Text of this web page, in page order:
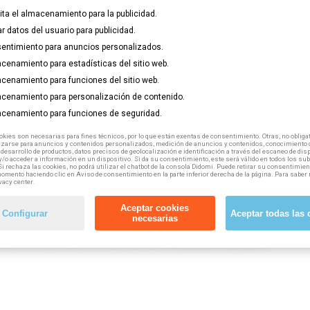
Transporte de enfermos y accidentados en ambulancia;
de aduanas); Grúas móviles autopropulsadas; Servicios
cuenta ajena) puedes acceder a esta formación gratuita,
en el buscador de nuestra web,haciendo click aquí.
el almacenamiento para la publicidad.
datos del usuario para publicidad.
para anuncios personalizados.
para estadísticas del sitio web.
para funciones del sitio web.
para personalización de contenido.
para funciones de seguridad.
son necesarias para fines técnicos, por lo que están exentas de consentimiento. Otras, no
para anuncios y contenidos personalizados, medición de anuncios y contenidos, conocimiento
de productos, datos precisos de geolocalización e identificación a través del escaneo de
o acceder a información en un dispositivo. Si da su consentimiento, este será válido en todos los
rechaza las cookies, no podrá utilizar el chatbot de la consola Didomi. Puede retirar su
haciendo clic en Aviso de consentimiento en la parte inferior derecha de la página. Para
center.
Configurar
Aceptar cookies
necesarias
Aceptar todas las